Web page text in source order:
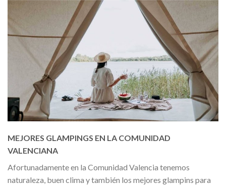
MEJORES GLAMPINGS EN LA COMUNIDAD
VALENCIANA
Afortunadamente en la Comunidad Valencia tenemos
naturaleza, buen clima y también los mejores glampins para